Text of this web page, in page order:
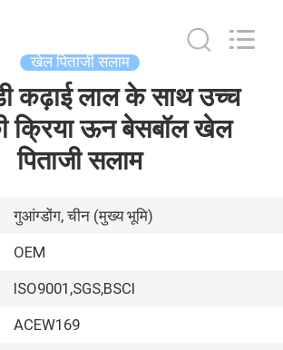
खेल पिताजी सलाम
कढ़ाई लाल के साथ उच्च
क्रिया ऊन बेसबॉल खेल
पिताजी सलाम
गुआंग्डोंग, चीन (मुख्य भूमि)
OEM
ISO9001,SGS,BSCI
ACEW169